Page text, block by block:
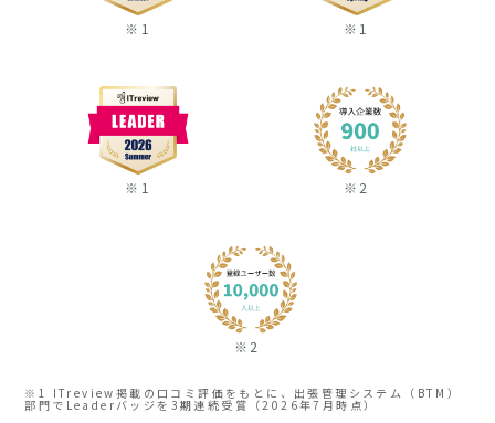
※1 ※1
※1 ※2
※2
※1 ITreview掲載の口コミ評価をもとに、出張管理システム（BTM）
部門でLeaderバッジを3期連続受賞（2026年7月時点）